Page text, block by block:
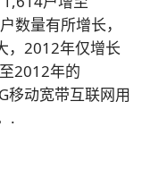
数量有所增长，
，2012年仅增长
2012年的
移动宽带互联网用
.